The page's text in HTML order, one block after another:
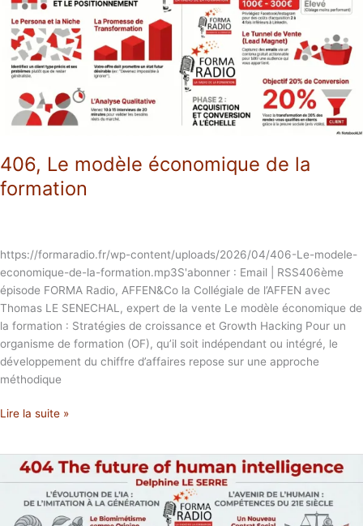
406, Le modèle économique de la
formation
https://formaradio.fr/wp-content/uploads/2026/04/406-Le-modele-
economique-de-la-formation.mp3S'abonner : Email | RSS406ème
épisode FORMA Radio, AFFEN&Co la Collégiale de l’AFFEN avec
Thomas LE SENECHAL, expert de la vente Le modèle économique de
la formation : Stratégies de croissance et Growth Hacking Pour un
organisme de formation (OF), qu’il soit indépendant ou intégré, le
développement du chiffre d’affaires repose sur une approche
méthodique
de
formation
Lire la suite »
L’avenir
l’intelligence